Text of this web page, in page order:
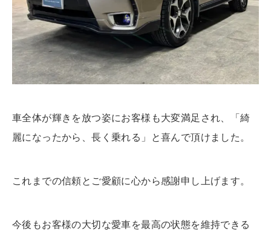
車全体が輝きを放つ姿にお客様も大変満足され、「綺
麗になったから、長く乗れる」と喜んで頂けました。
これまでの信頼とご愛顧に心から感謝申し上げます。
今後もお客様の大切な愛車を最高の状態を維持できる